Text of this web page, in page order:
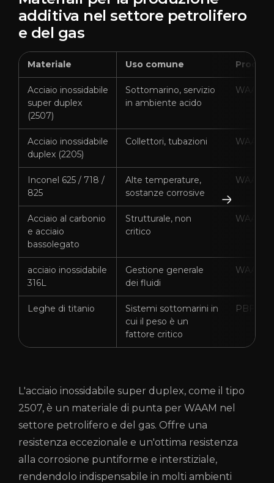
additiva nel settore petrolifero
e del gas
Materiale Uso comune
Acciaio inossidabile
super duplex
(2507)
Sottomarino, servizio
in ambiente acido
WAAM
Acciaio inossidabile
duplex (2205)
Collettori, tubazioni WAAM
Inconel 625 / 718 /
825
Alte temperature,
sostanze corrosive
WAAM,
Acciaio al carbonio
e acciaio
bassolegato
Strutturale, non
critico
WAAM
acciaio inossidabile
316L
Gestione generale
dei fluidi
WAAM,
Leghe di titanio
Sistemi sottomarini in
cui il peso è un
fattore critico
PBF,
L'acciaio inossidabile super duplex, come il tipo
2507, è un materiale di punta per WAAM nel
settore petrolifero e del gas. Offre una
resistenza eccezionale e un'ottima resistenza
alla corrosione puntiforme e interstiziale,
rendendolo indispensabile in molti ambienti